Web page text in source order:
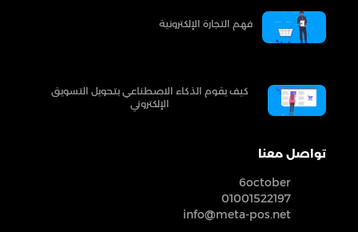
فهم التجارة الإلكترونية
كيف يقوم الذكاء الاصطناعي بتحويل التسويق
الإلكتروني
تواصل معنا
6october
01001522197
info@meta-pos.net